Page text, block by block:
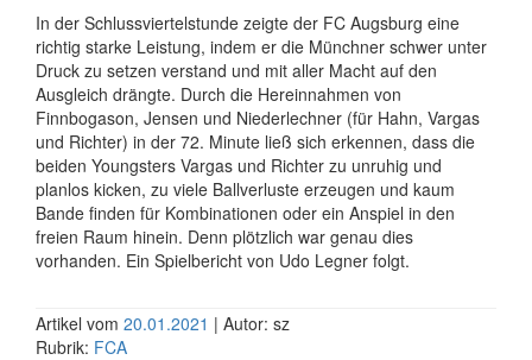
In der Schlussviertelstunde zeigte der FC Augsburg eine
richtig starke Leistung, indem er die Münchner schwer unter
Druck zu setzen verstand und mit aller Macht auf den
Ausgleich drängte. Durch die Hereinnahmen von
Finnbogason, Jensen und Niederlechner (für Hahn, Vargas
und Richter) in der 72. Minute ließ sich erkennen, dass die
beiden Youngsters Vargas und Richter zu unruhig und
planlos kicken, zu viele Ballverluste erzeugen und kaum
Bande finden für Kombinationen oder ein Anspiel in den
freien Raum hinein. Denn plötzlich war genau dies
vorhanden. Ein Spielbericht von Udo Legner folgt.
Artikel vom 20.01.2021 | Autor: sz
Rubrik: FCA